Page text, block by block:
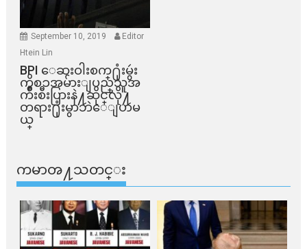
September 10, 2019
Editor
Htein Lin
BPI ​ေဆးဝါးစက္​႐ုံးမွဴး
ကိစၥအမ်ားျပည္​သူအ
က်ိဳးစီးပြားနဲ႔ဆိုင္​လို႔
တရား႐ုံးမွာဘဲေျပာမ
ယ္​
ကမာၻ႔သတင္း